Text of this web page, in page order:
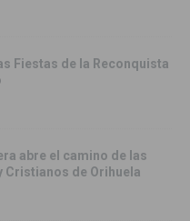
Fiestas de la Reconquista
abre el camino de las
Cristianos de Orihuela